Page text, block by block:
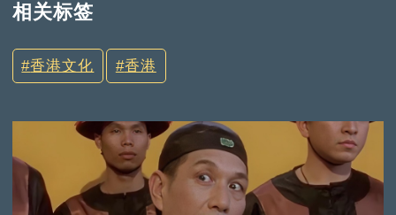
相关标签
香港文化 香港